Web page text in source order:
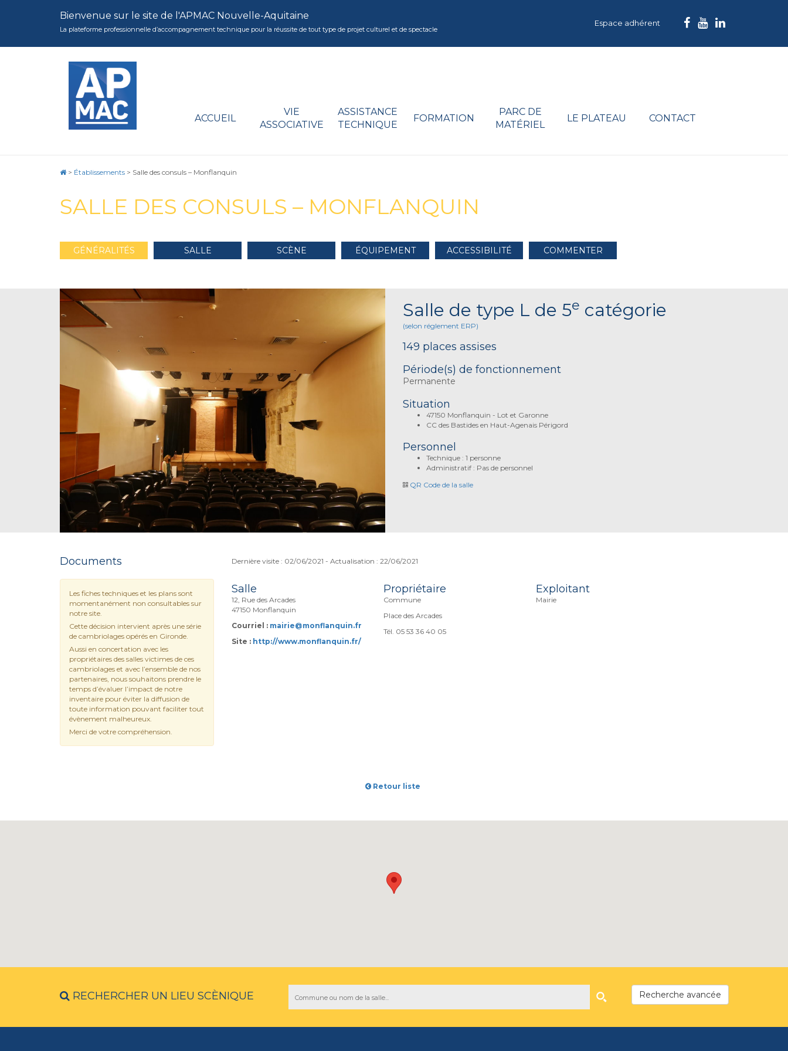
Bienvenue sur le site de l'APMAC Nouvelle-Aquitaine
La plateforme professionnelle d’accompagnement technique pour la réussite de tout type de projet culturel et de spectacle
Espace adhérent
ACCUEIL
VIE
ASSOCIATIVE
ASSISTANCE
TECHNIQUE
FORMATION
PARC DE
MATÉRIEL
LE PLATEAU CONTACT
> Établissements > Salle des consuls – Monflanquin
SALLE DES CONSULS – MONFLANQUIN
GÉNÉRALITÉS SALLE SCÈNE ÉQUIPEMENT ACCESSIBILITÉ COMMENTER
Salle de type L de 5e catégorie
(selon réglement ERP)
149 places assises
Période(s) de fonctionnement
Permanente
Situation
47150 Monflanquin - Lot et Garonne
CC des Bastides en Haut-Agenais Périgord
Personnel
Technique : 1 personne
Administratif : Pas de personnel
QR Code de la salle
Documents
Les fiches techniques et les plans sont
momentanément non consultables sur
notre site.
Cette décision intervient après une série
de cambriolages opérés en Gironde.
Aussi en concertation avec les
propriétaires des salles victimes de ces
cambriolages et avec l’ensemble de nos
partenaires, nous souhaitons prendre le
temps d’évaluer l’impact de notre
inventaire pour éviter la diffusion de
toute information pouvant faciliter tout
évènement malheureux.
Merci de votre compréhension.
Dernière visite : 02/06/2021 - Actualisation : 22/06/2021
Salle
12, Rue des Arcades
47150 Monflanquin
Courriel : mairie@monflanquin.fr
Site : http://www.monflanquin.fr/
Propriétaire
Commune
Place des Arcades
Tél. 05 53 36 40 05
Exploitant
Mairie
Retour liste
RECHERCHER UN LIEU SCÈNIQUE Recherche avancée